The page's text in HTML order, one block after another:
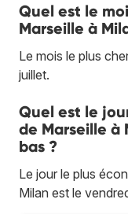
Quel est le
Marseille à
Le mois le plus
juillet.
Quel est le
de Marseille à
bas ?
Le jour le plus
Milan est le